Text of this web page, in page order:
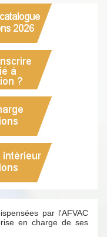
par l'AFVAC
en charge de ses